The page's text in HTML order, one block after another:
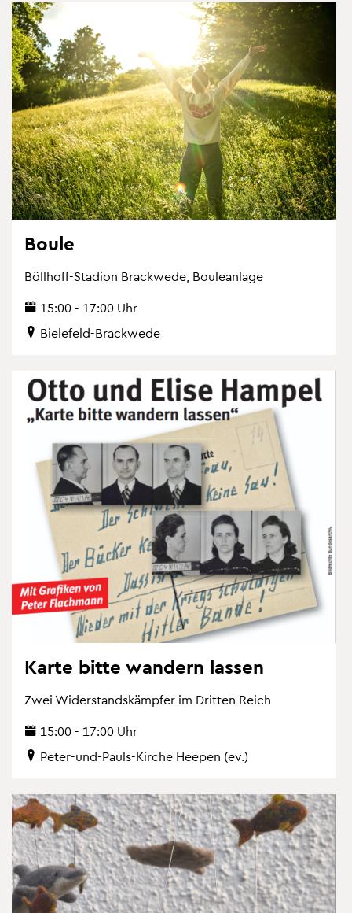
Boule
Böll­hoff-Sta­di­on Brack­we­de, Bou­le­an­la­ge
15:00 - 17:00 Uhr
Bie­le­feld-Brack­we­de
Karte bitte wan­dern las­sen
Zwei Wi­der­stands­kämp­fer im Drit­ten Reich
15:00 - 17:00 Uhr
Peter-und-Pauls-Kir­che Hee­pen (ev.)